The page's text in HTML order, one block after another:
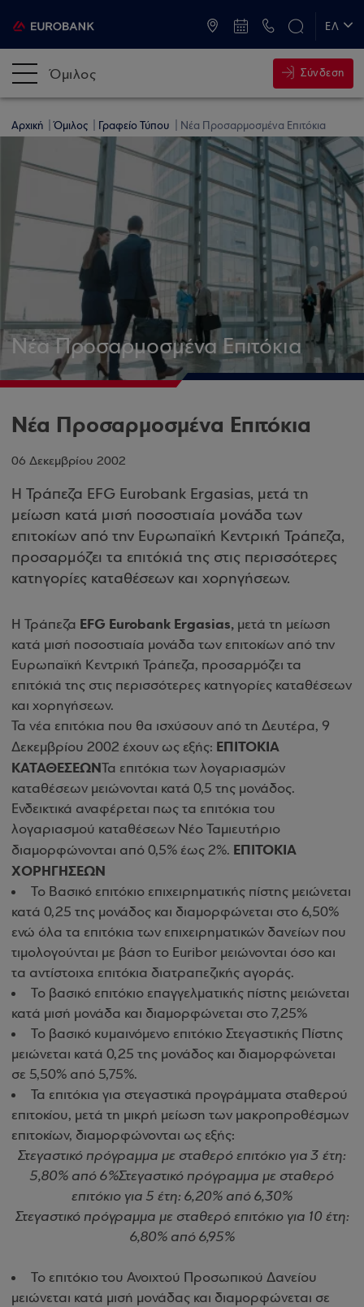
ΕΛ
Όμιλος Σύνδεση
Αρχική Όμιλος Γραφείο Τύπου Νέα Προσαρμοσμένα Επιτόκια
Νέα Προσαρμοσμένα Επιτόκια
Νέα Προσαρμοσμένα Επιτόκια
06 Δεκεμβρίου 2002
Η Τράπεζα EFG Eurobank Ergasias, μετά τη
μείωση κατά μισή ποσοστιαία μονάδα των
επιτοκίων από την Ευρωπαϊκή Κεντρική Τράπεζα,
προσαρμόζει τα επιτόκιά της στις περισσότερες
κατηγορίες καταθέσεων και χορηγήσεων.
Η Τράπεζα EFG Eurobank Ergasias, μετά τη μείωση
κατά μισή ποσοστιαία μονάδα των επιτοκίων από την
Ευρωπαϊκή Κεντρική Τράπεζα, προσαρμόζει τα
επιτόκιά της στις περισσότερες κατηγορίες καταθέσεων
και χορηγήσεων.
Τα νέα επιτόκια που θα ισχύσουν από τη Δευτέρα, 9
Δεκεμβρίου 2002 έχουν ως εξής: ΕΠΙΤΟΚΙΑ
ΚΑΤΑΘΕΣΕΩΝΤα επιτόκια των λογαριασμών
καταθέσεων μειώνονται κατά 0,5 της μονάδος.
Ενδεικτικά αναφέρεται πως τα επιτόκια του
λογαριασμού καταθέσεων Νέο Ταμιευτήριο
διαμορφώνονται από 0,5% έως 2%. ΕΠΙΤΟΚΙΑ
ΧΟΡΗΓΗΣΕΩΝ
Το Βασικό επιτόκιο επιχειρηματικής πίστης μειώνεται
κατά 0,25 της μονάδος και διαμορφώνεται στο 6,50%
ενώ όλα τα επιτόκια των επιχειρηματικών δανείων που
τιμολογούνται με βάση το Euribor μειώνονται όσο και
τα αντίστοιχα επιτόκια διατραπεζικής αγοράς.
Το βασικό επιτόκιο επαγγελματικής πίστης μειώνεται
κατά μισή μονάδα και διαμορφώνεται στο 7,25%
Το βασικό κυμαινόμενο επιτόκιο Στεγαστικής Πίστης
μειώνεται κατά 0,25 της μονάδος και διαμορφώνεται
σε 5,50% από 5,75%.
Τα επιτόκια για στεγαστικά προγράμματα σταθερού
επιτοκίου, μετά τη μικρή μείωση των μακροπροθέσμων
επιτοκίων, διαμορφώνονται ως εξής:
Στεγαστικό πρόγραμμα με σταθερό επιτόκιο για 3 έτη:
5,80% από 6%Στεγαστικό πρόγραμμα με σταθερό
επιτόκιο για 5 έτη: 6,20% από 6,30%
Στεγαστικό πρόγραμμα με σταθερό επιτόκιο για 10 έτη:
6,80% από 6,95%
Το επιτόκιο του Ανοιχτού Προσωπικού Δανείου
μειώνεται κατά μισή μονάδας και διαμορφώνεται σε